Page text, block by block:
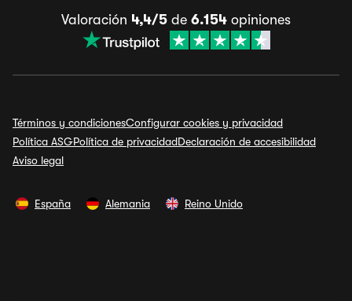
Valoración 4,4/5 de 6.154 opiniones
Términos y condicionesConfigurar cookies y privacidad
Política ASGPolítica de privacidadDeclaración de accesibilidad
Aviso legal
España Alemania Reino Unido